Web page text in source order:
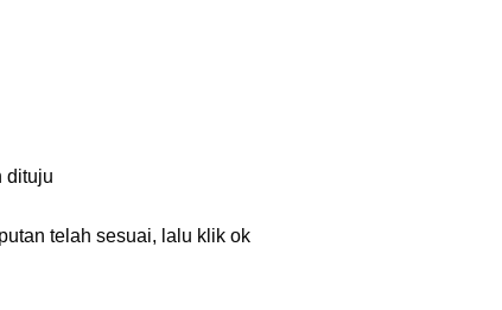
dituju
telah sesuai, lalu klik ok